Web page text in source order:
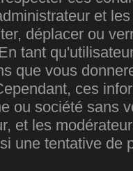
et
déplacer ou
tant
que vous
ces
ou société sans
et les
une tentative de